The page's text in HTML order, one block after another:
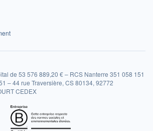
de 53 576 889,20 € – RCS Nanterre 351 058 151
– 44 rue Traversière, CS 80134, 92772
CEDEX